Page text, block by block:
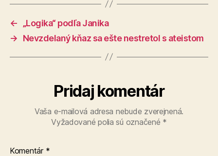
←
„Logika“ podľa Janika
→
Nevzdelaný kňaz sa ešte nestretol s ateistom
Pridaj komentár
Vaša e-mailová adresa nebude zverejnená.
Vyžadované polia sú označené *
Komentár *